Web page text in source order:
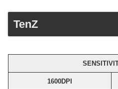
TenZ
1600DPI